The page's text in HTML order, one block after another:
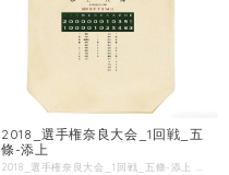
2018_選手権奈良大会_1回戦_五
條-添上